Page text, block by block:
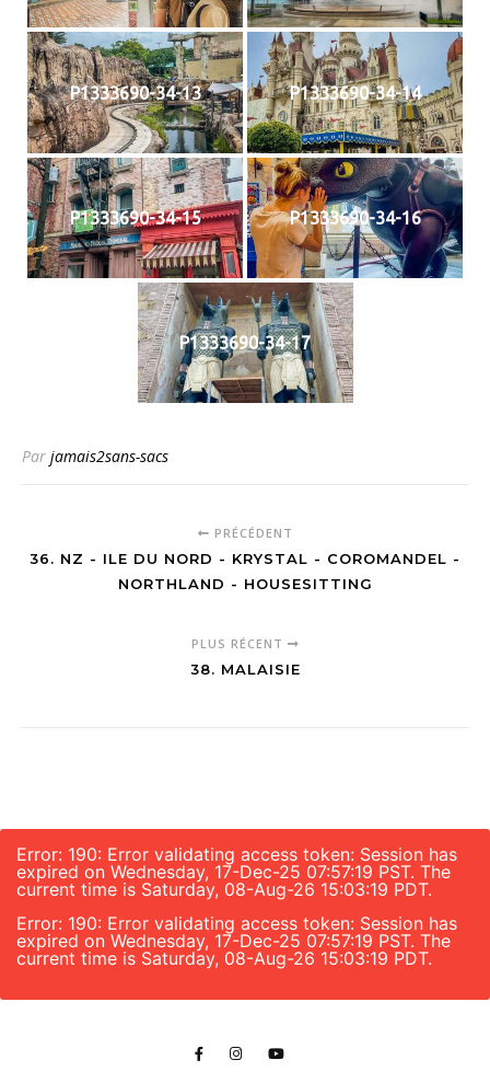
P1333690-34-13 P1333690-34-14
P1333690-34-15 P1333690-34-16
P1333690-34-17
Par jamais2sans-sacs
PRÉCÉDENT
36. NZ - ILE DU NORD - KRYSTAL - COROMANDEL -
NORTHLAND - HOUSESITTING
PLUS RÉCENT
38. MALAISIE
Error: 190: Error validating access token: Session has
expired on Wednesday, 17-Dec-25 07:57:19 PST. The
current time is Saturday, 08-Aug-26 15:03:19 PDT.
Error: 190: Error validating access token: Session has
expired on Wednesday, 17-Dec-25 07:57:19 PST. The
current time is Saturday, 08-Aug-26 15:03:19 PDT.